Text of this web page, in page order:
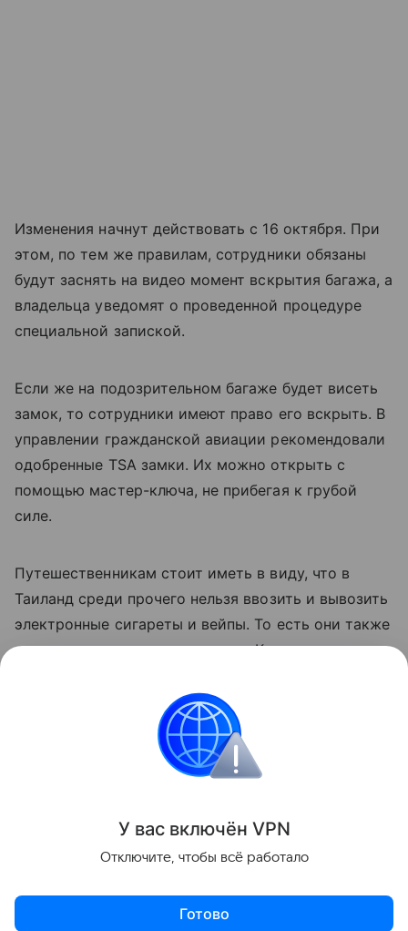
Изменения начнут действовать с 16 октября. При
этом, по тем же правилам, сотрудники обязаны
будут заснять на видео момент вскрытия багажа, а
владельца уведомят о проведенной процедуре
специальной запиской.
Если же на подозрительном багаже будет висеть
замок, то сотрудники имеют право его вскрыть. В
управлении гражданской авиации рекомендовали
одобренные TSA замки. Их можно открыть с
помощью мастер-ключа, не прибегая к грубой
силе.
Путешественникам стоит иметь в виду, что в
Таиланд среди прочего нельзя ввозить и вывозить
электронные сигареты и вейпы. То есть они также
попадают в список для изъятия. Кроме того, в
аккумуляторов, литиевых батарей, зажигалок.
Туризм Новости
Поделиться
У вас включён VPN
Отключите, чтобы всё работало
Готово